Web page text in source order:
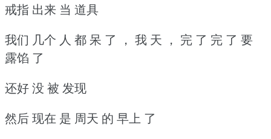
戒指 出来 当 道具
我们 几个 人 都 呆 了 ， 我 天 ， 完 了 完 了 要
露馅 了
还好 没 被 发现
然后 现在 是 周天 的 早上 了